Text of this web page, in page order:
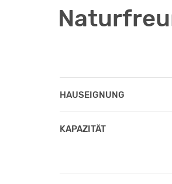
HAUSEIGNUNG
KAPAZITÄT